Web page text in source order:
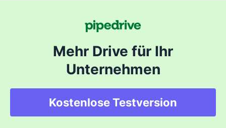
Mehr Drive für Ihr
Unternehmen
Kostenlose Testversion